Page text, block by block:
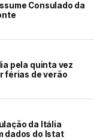
Consulado da
pela quinta vez
férias de verão
da Itália
dados do Istat